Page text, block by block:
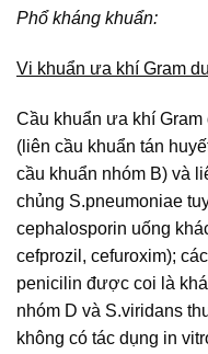
Phổ kháng khuẩn:
Vi khuẩn ưa khí Gram
Cầu khuẩn ưa khí
(liên cầu khuẩn tán
cầu khuẩn nhóm B) và
chủng S.pneumoniae
cephalosporin uống
cefprozil, cefuroxim);
penicilin được coi là
nhóm D và S.viridans
không có tác dụng in